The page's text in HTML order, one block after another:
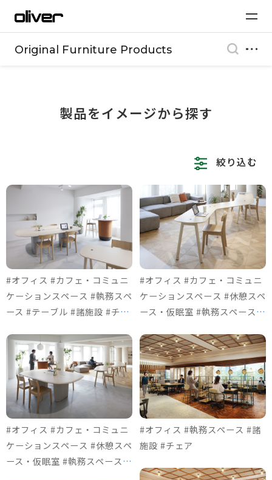
Original Furniture Products
製品をイメージから探す
絞り込む
#オフィス #カフェ・コミュニ
ケーションスペース #執務スペ
ース #テーブル #諸施設 #チェ
#オフィス #カフェ・コミュニ
ケーションスペース #休憩スペ
ース・仮眠室 #執務スペース #
#オフィス #カフェ・コミュニ
ケーションスペース #休憩スペ
ース・仮眠室 #執務スペース #
ビーチェア #チェア
#オフィス #執務スペース #諸
施設 #チェア